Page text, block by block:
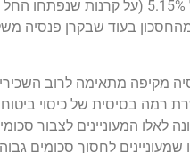
כ 30% מהחסכון בעוד שבקרן
מקיפה מתאימה לרוב
רמה בסיסית של כיסוי
לאלו המעוניינים לצבור
שמעוניינים לחסוך סכומים